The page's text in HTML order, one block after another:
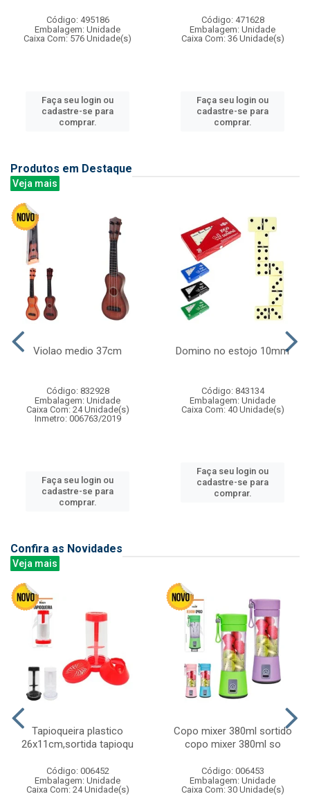
Código: 495186
Embalagem: Unidade
Caixa Com: 576 Unidade(s)
Faça seu login ou
cadastre-se para
comprar.
Código: 471628
Embalagem: Unidade
Caixa Com: 36 Unidade(s)
Faça seu login ou
cadastre-se para
comprar.
Produtos em Destaque
Veja mais
Violao medio 37cm
Código: 832928
Embalagem: Unidade
Caixa Com: 24 Unidade(s)
Inmetro: 006763/2019
Faça seu login ou
cadastre-se para
comprar.
Domino no estojo 10mm
Código: 843134
Embalagem: Unidade
Caixa Com: 40 Unidade(s)
Faça seu login ou
cadastre-se para
comprar.
Confira as Novidades
Veja mais
Tapioqueira plastico
26x11cm,sortida tapioqu
Código: 006452
Embalagem: Unidade
Caixa Com: 24 Unidade(s)
Copo mixer 380ml sortido
copo mixer 380ml so
Código: 006453
Embalagem: Unidade
Caixa Com: 30 Unidade(s)